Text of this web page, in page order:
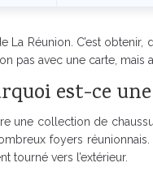
Réunion. C’est
pas avec une carte, mais
est-ce
une collection de
foyers
tourné vers l’extérieur.